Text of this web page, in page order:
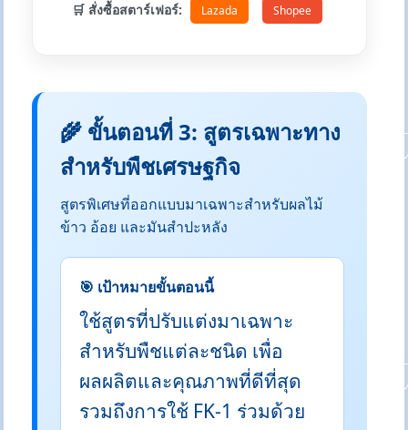
🛒 สั่งซื้อสตาร์เฟอร์: Lazada Shopee
🌾 ขั้นตอนที่ 3: สูตรเฉพาะทาง
สำหรับพืชเศรษฐกิจ
สูตรพิเศษที่ออกแบบมาเฉพาะสำหรับผลไม้
ข้าว อ้อย และมันสำปะหลัง
🎯 เป้าหมายขั้นตอนนี้
ใช้สูตรที่ปรับแต่งมาเฉพาะ
สำหรับพืชแต่ละชนิด เพื่อ
ผลผลิตและคุณภาพที่ดีที่สุด
รวมถึงการใช้ FK-1 ร่วมด้วย